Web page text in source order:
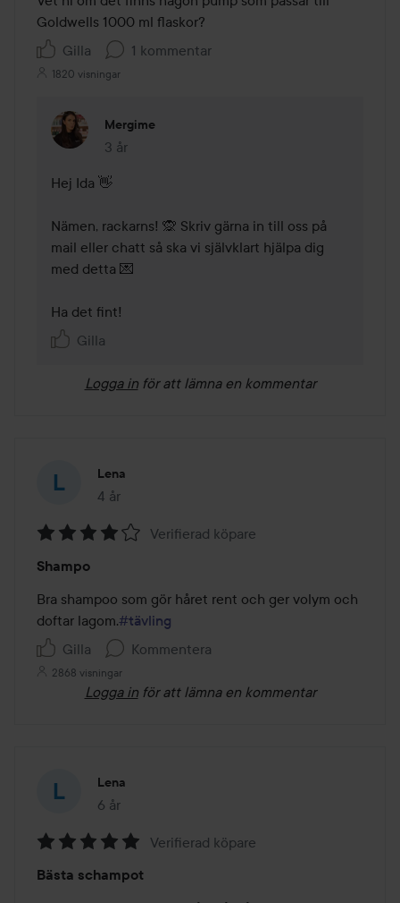
Goldwells 1000 ml flaskor?
Gilla
1 kommentar
1820 visningar
Mergime
3 år
Kommentaren lades 3 år
Hej Ida 👋
Nämen, rackarns! 🙊 Skriv gärna in till oss på
mail eller chatt så ska vi självklart hjälpa dig
med detta 💌
Ha det fint!
Gilla
Logga in för att lämna en kommentar
Lena
4 år
Inlägget skapades 4 år
4
av
5
Verifierad köpare
Shampo
Bra shampoo som gör håret rent och ger volym och
doftar lagom.#tävling
Gilla
Kommentera
2868 visningar
Logga in för att lämna en kommentar
Lena
6 år
Inlägget skapades 6 år
5
Verifierad köpare
Bästa schampot